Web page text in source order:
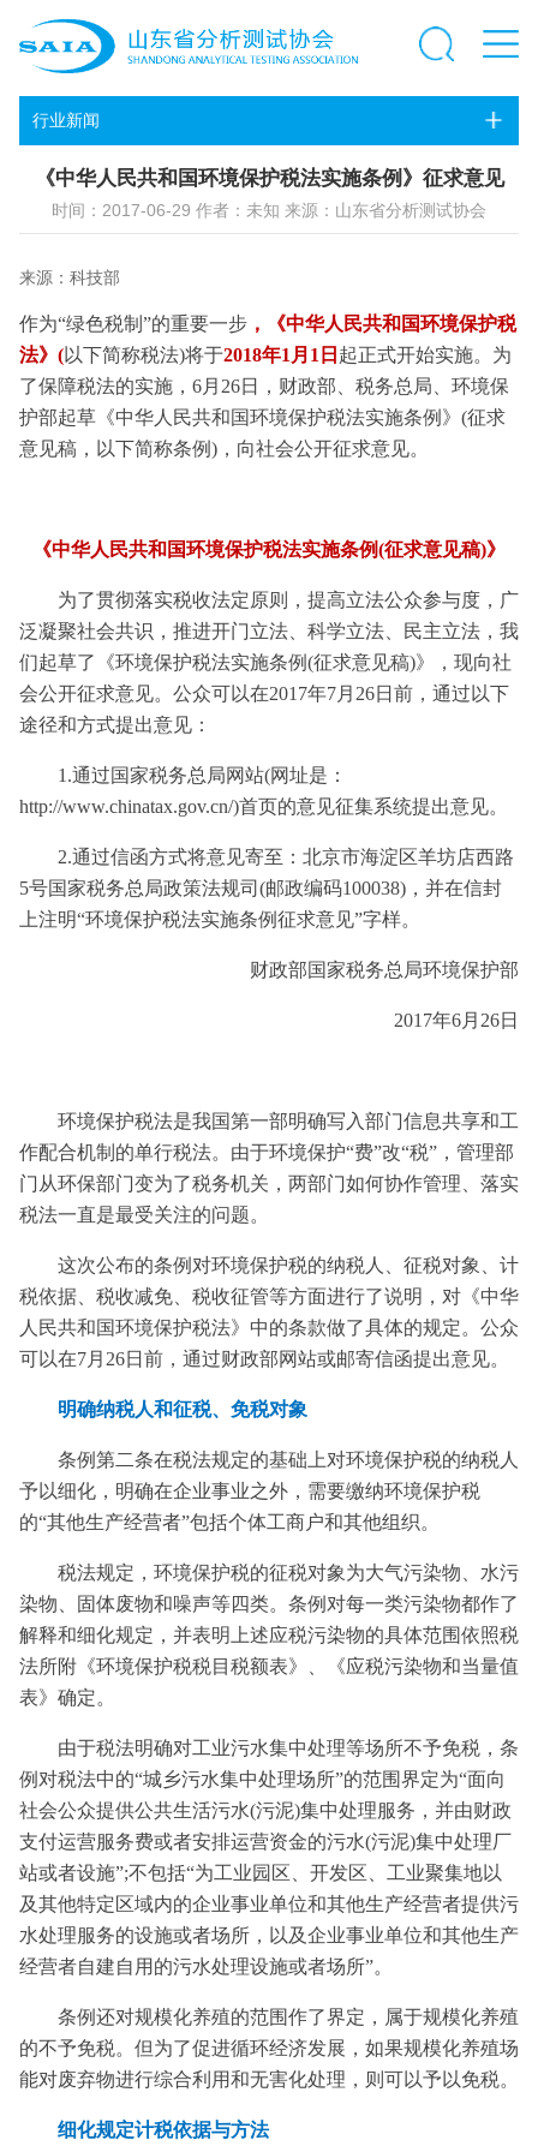
行业新闻
《中华人民共和国环境保护税法实施条例》征求意见
时间：2017-06-29 作者：未知 来源：山东省分析测试协会
来源：科技部
作为“绿色税制”的重要一步，《中华人民共和国环境保护税
法》(以下简称税法)将于2018年1月1日 起正式开始实施。为
了保障税法的实施，6月26日，财政部、税务总局、环境保
护部起草《中华人民共和国环境保护税法实施条例》(征求
意见稿，以下简称条例)，向社会公开征求意见。
《中华人民共和国环境保护税法实施条例(征求意见稿)》
为了贯彻落实税收法定原则，提高立法公众参与度，广
泛凝聚社会共识，推进开门立法、科学立法、民主立法，我
们起草了《环境保护税法实施条例(征求意见稿)》，现向社
会公开征求意见。公众可以在2017年7月26日前，通过以下
途径和方式提出意见：
1.通过国家税务总局网站(网址是：
http://www.chinatax.gov.cn/)首页的意见征集系统提出意见。
2.通过信函方式将意见寄至：北京市海淀区羊坊店西路
5号国家税务总局政策法规司(邮政编码100038)，并在信封
上注明“环境保护税法实施条例征求意见”字样。
财政部国家税务总局环境保护部
2017年6月26日
环境保护税法是我国第一部明确写入部门信息共享和工
作配合机制的单行税法。由于环境保护“费”改“税”，管理部
门从环保部门变为了税务机关，两部门如何协作管理、落实
税法一直是最受关注的问题。
这次公布的条例对环境保护税的纳税人、征税对象、计
税依据、税收减免、税收征管等方面进行了说明，对《中华
人民共和国环境保护税法》中的条款做了具体的规定。公众
可以在7月26日前，通过财政部网站或邮寄信函提出意见。
明确纳税人和征税、免税对象
条例第二条在税法规定的基础上对环境保护税的纳税人
予以细化，明确在企业事业之外，需要缴纳环境保护税
的“其他生产经营者”包括个体工商户和其他组织。
税法规定，环境保护税的征税对象为大气污染物、水污
染物、固体废物和噪声等四类。条例对每一类污染物都作了
解释和细化规定，并表明上述应税污染物的具体范围依照税
法所附《环境保护税税目税额表》、《应税污染物和当量值
表》确定。
由于税法明确对工业污水集中处理等场所不予免税，条
例对税法中的“城乡污水集中处理场所”的范围界定为“面向
社会公众提供公共生活污水(污泥)集中处理服务，并由财政
支付运营服务费或者安排运营资金的污水(污泥)集中处理厂
站或者设施”;不包括“为工业园区、开发区、工业聚集地以
及其他特定区域内的企业事业单位和其他生产经营者提供污
水处理服务的设施或者场所，以及企业事业单位和其他生产
经营者自建自用的污水处理设施或者场所”。
条例还对规模化养殖的范围作了界定，属于规模化养殖
的不予免税。但为了促进循环经济发展，如果规模化养殖场
能对废弃物进行综合利用和无害化处理，则可以予以免税。
细化规定计税依据与方法